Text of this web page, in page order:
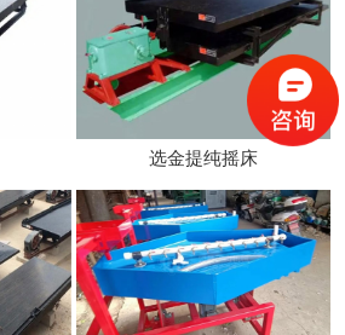
选金提纯摇床